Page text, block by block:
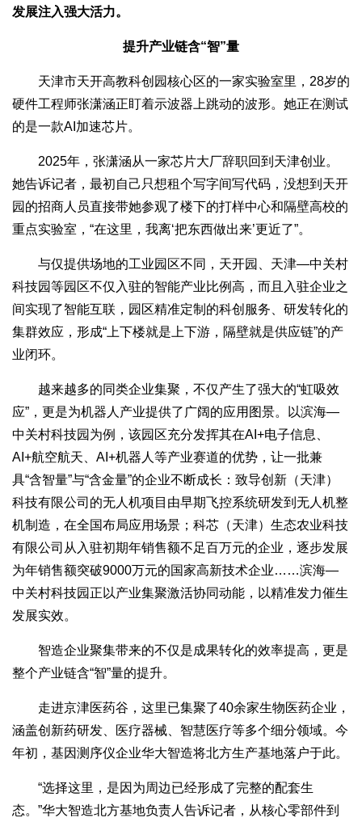
发展注入强大活力。
提升产业链含“智”量
天津市天开高教科创园核心区的一家实验室里，28岁的
硬件工程师张潇涵正盯着示波器上跳动的波形。她正在测试
的是一款AI加速芯片。
2025年，张潇涵从一家芯片大厂辞职回到天津创业。
她告诉记者，最初自己只想租个写字间写代码，没想到天开
园的招商人员直接带她参观了楼下的打样中心和隔壁高校的
重点实验室，“在这里，我离‘把东西做出来’更近了”。
与仅提供场地的工业园区不同，天开园、天津—中关村
科技园等园区不仅入驻的智能产业比例高，而且入驻企业之
间实现了智能互联，园区精准定制的科创服务、研发转化的
集群效应，形成“上下楼就是上下游，隔壁就是供应链”的产
业闭环。
越来越多的同类企业集聚，不仅产生了强大的“虹吸效
应”，更是为机器人产业提供了广阔的应用图景。以滨海—
中关村科技园为例，该园区充分发挥其在AI+电子信息、
AI+航空航天、AI+机器人等产业赛道的优势，让一批兼
具“含智量”与“含金量”的企业不断成长：致导创新（天津）
科技有限公司的无人机项目由早期飞控系统研发到无人机整
机制造，在全国布局应用场景；科芯（天津）生态农业科技
有限公司从入驻初期年销售额不足百万元的企业，逐步发展
为年销售额突破9000万元的国家高新技术企业……滨海—
中关村科技园正以产业集聚激活协同动能，以精准发力催生
发展实效。
智造企业聚集带来的不仅是成果转化的效率提高，更是
整个产业链含“智”量的提升。
走进京津医药谷，这里已集聚了40余家生物医药企业，
涵盖创新药研发、医疗器械、智慧医疗等多个细分领域。今
年初，基因测序仪企业华大智造将北方生产基地落户于此。
“选择这里，是因为周边已经形成了完整的配套生
态。”华大智造北方基地负责人告诉记者，从核心零部件到